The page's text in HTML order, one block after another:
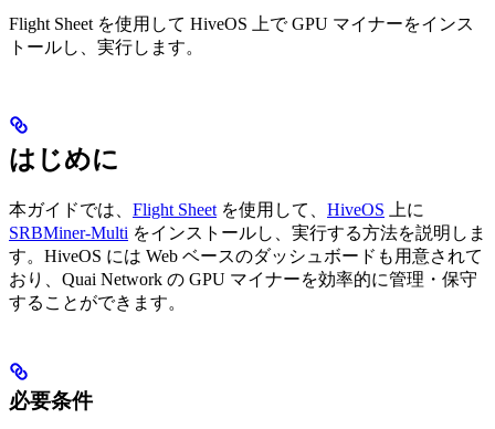
Flight Sheet を使用して HiveOS 上で GPU マイナーをインス
トールし、実行します。
はじめに
本ガイドでは、 Flight Sheet を使用して、 HiveOS 上に
SRBMiner-Multi をインストールし、実行する方法を説明しま
す。HiveOS には Web ベースのダッシュボードも用意されて
おり、Quai Network の GPU マイナーを効率的に管理・保守
することができます。
必要条件